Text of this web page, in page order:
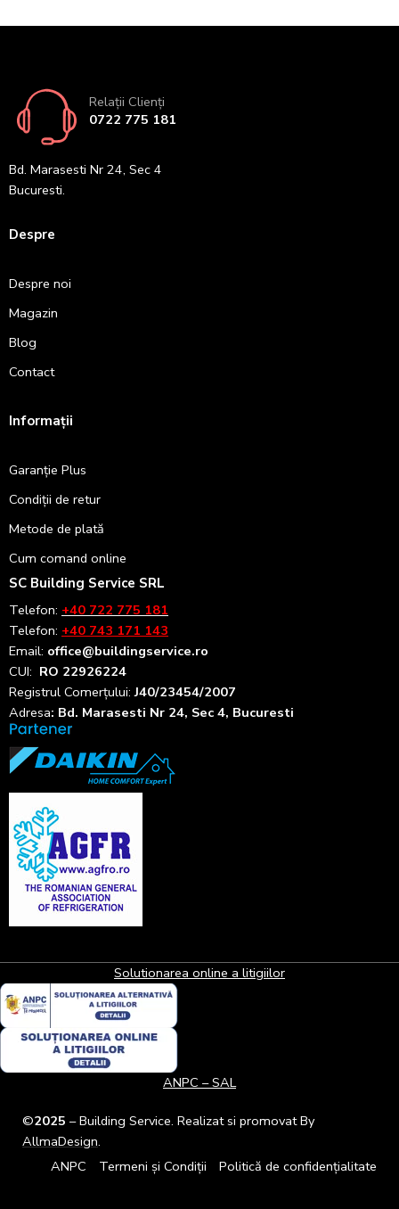
Relații Clienți
0722 775 181
Bd. Marasesti Nr 24, Sec 4
Bucuresti.
Despre
Despre noi
Magazin
Blog
Contact
Informații
Garanție Plus
Condiții de retur
Metode de plată
Cum comand online
SC Building Service SRL
Telefon: +40 722 775 181
Telefon: +40 743 171 143
Email: office@buildingservice.ro
CUI: RO 22926224
Registrul Comerțului:J40/23454/2007
Adresa: Bd. Marasesti Nr 24, Sec 4, Bucuresti
Solutionarea online a litigiilor
ANPC – SAL
©2025 – Building Service. Realizat si promovat By
AllmaDesign.
ANPC
Termeni și Condiții Politică de confidențialitate